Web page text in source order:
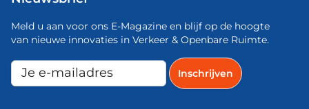
Meld u aan voor ons E-Magazine en blijf op de hoogte
van nieuwe innovaties in Verkeer & Openbare Ruimte.